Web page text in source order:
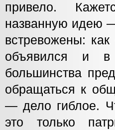
привело.
названную идею
встревожены:
объявился и
большинства
обращаться к
— дело гиблое.
это только